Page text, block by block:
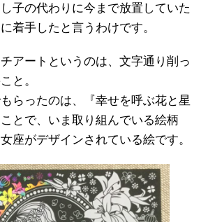
子の代わりに今まで放置していた
着手したと言うわけです。
アートというのは、文字通り削っ
と。
らったのは、『幸せを呼ぶ花と星
とで、いま取り組んでいる絵柄
座がデザインされている絵です。